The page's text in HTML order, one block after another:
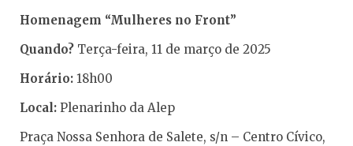
Homenagem “Mulheres no Front”
Quando? Terça-feira, 11 de março de 2025
Horário: 18h00
Local: Plenarinho da Alep
Praça Nossa Senhora de Salete, s/n – Centro Cívico,